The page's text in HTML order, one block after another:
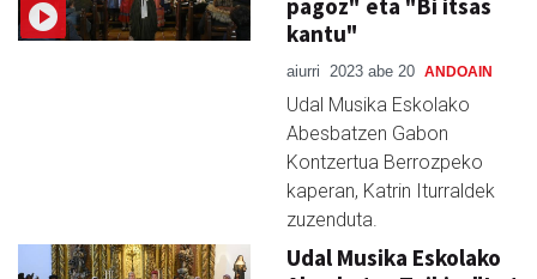
pagoz" eta "Bi itsas
kantu"
aiurri 2023 abe 20 ANDOAIN
Udal Musika Eskolako
Abesbatzen Gabon
Kontzertua Berrozpeko
kaperan, Katrin Iturraldek
zuzenduta.
Udal Musika Eskolako